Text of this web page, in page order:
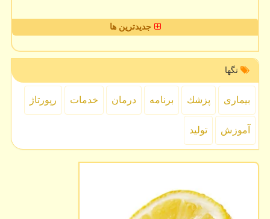
جدیدترین ها
تگها
بیماری پزشك برنامه درمان خدمات رپورتاژ
آموزش تولید